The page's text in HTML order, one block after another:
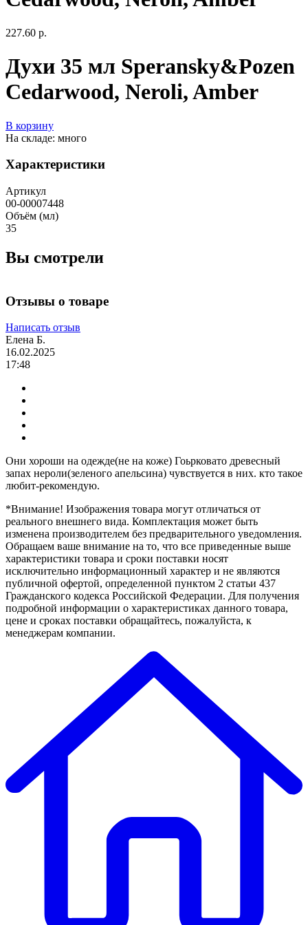
227.60 р.
Духи 35 мл Speransky&Pozen
Cedarwood, Neroli, Amber
В корзину
На складе: много
Характеристики
Артикул
00-00007448
Объём (мл)
35
Вы смотрели
Отзывы о товаре
Написать отзыв
Елена Б.
16.02.2025
17:48
Они хороши на одежде(не на коже) Гоьрковато древесный
запах нероли(зеленого апельсина) чувствуется в них. кто такое
любит-рекомендую.
*Внимание! Изображения товара могут отличаться от
реального внешнего вида. Комплектация может быть
изменена производителем без предварительного уведомления.
Обращаем ваше внимание на то, что все приведенные выше
характеристики товара и сроки поставки носят
исключительно информационный характер и не являются
публичной офертой, определенной пунктом 2 статьи 437
Гражданского кодекса Российской Федерации. Для получения
подробной информации о характеристиках данного товара,
цене и сроках поставки обращайтесь, пожалуйста, к
менеджерам компании.